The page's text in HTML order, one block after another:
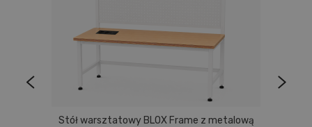
Stół warsztatowy BLOX Frame z metalową